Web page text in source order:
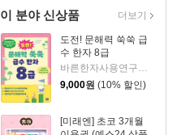
이 분야 신상품
도전! 문해력 쑥쑥 급
수 한자 8급
9,000원 (10% 할인)
[미래엔] 초코 3개월
더보기